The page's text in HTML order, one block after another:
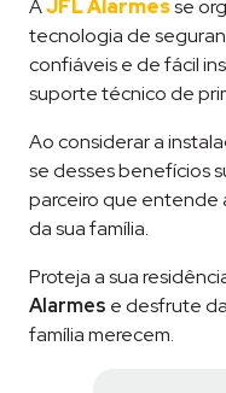
AJFL Alarmesse
tecnologia de
confiáveis e de fácil
suporte técnico de
Ao considerar a
se desses benefícios
parceiro que entende
da sua família.
Proteja a sua
Alarmes e desfrute
família merecem.